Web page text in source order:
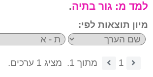
למד מ: גור בתיה.
מיון תוצאות לפי:
1 מתוך 1.
מציג 1 ערכים.